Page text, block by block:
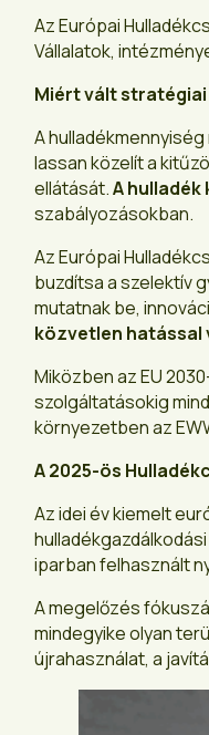
Az Európai
Vállalatok,
Miért vált
A
lassan közelít a
ellátását.A
szabályozásokban.
Az Európai
buzdítsa a szelektív
mutatnak be,
közvetlen hatással
Miközben az EU
szolgáltatásokig
környezetben az
A 2025-ös
Az idei év kiemelt
iparban felhasznált
A megelőzés
mindegyike olyan
újrahasználat, a